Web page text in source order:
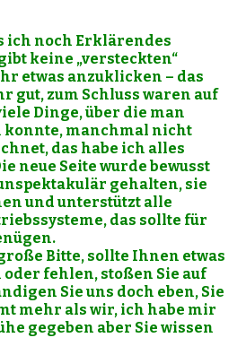
ich noch Erklärendes
keine „versteckten“
etwas anzuklicken – das
gut, zum Schluss waren auf
Dinge, über die man
konnte, manchmal nicht
das habe ich alles
neue Seite wurde bewusst
gehalten, sie
und unterstützt alle
das sollte für
Bitte, sollte Ihnen etwas
fehlen, stoßen Sie auf
Sie uns doch eben, Sie
mehr als wir, ich habe mir
gegeben aber Sie wissen